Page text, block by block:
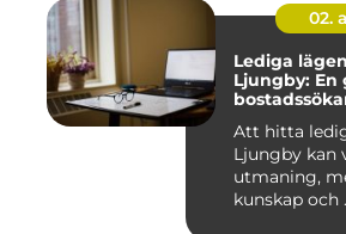
02.
Lediga
Ljungby: En
Att hitta
Ljungby kan
utmaning,
kunskap och